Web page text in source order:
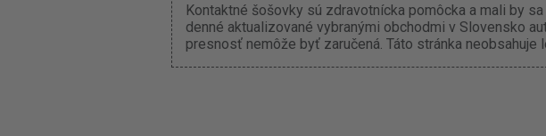
Kontaktné šošovky sú zdravotnícka pomôcka a mali by
denné aktualizované vybranými obchodmi v Slovensko
presnosť nemôže byť zaručená. Táto stránka